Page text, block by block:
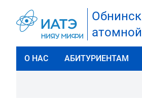
О НАС АБИТУРИЕНТАМ